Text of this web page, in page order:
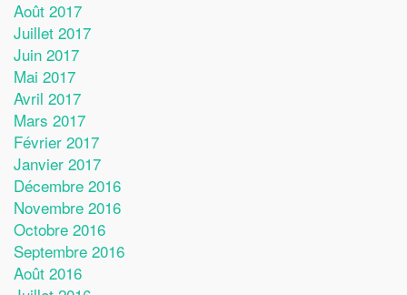
Août 2017
Juillet 2017
Juin 2017
Mai 2017
Avril 2017
Mars 2017
Février 2017
Janvier 2017
Décembre 2016
Novembre 2016
Octobre 2016
Septembre 2016
Août 2016